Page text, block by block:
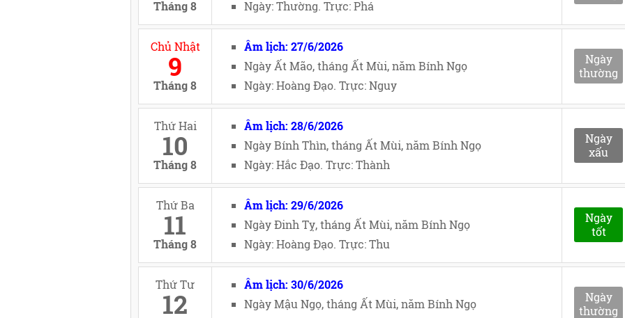
Tháng 8
Ngày: Thường. Trực: Phá
Chủ Nhật
9
Tháng 8
Âm lịch: 27/6/2026
Ngày Ất Mão, tháng Ất Mùi, năm Bính Ngọ
Ngày: Hoàng Đạo. Trực: Nguy
Ngày
thường
Thứ Hai
10
Tháng 8
Âm lịch: 28/6/2026
Ngày Bính Thìn, tháng Ất Mùi, năm Bính Ngọ
Ngày: Hắc Đạo. Trực: Thành
Ngày
xấu
Thứ Ba
11
Tháng 8
Âm lịch: 29/6/2026
Ngày Đinh Tỵ, tháng Ất Mùi, năm Bính Ngọ
Ngày: Hoàng Đạo. Trực: Thu
Ngày
tốt
Thứ Tư
12
Âm lịch: 30/6/2026
Ngày Mậu Ngọ, tháng Ất Mùi, năm Bính Ngọ
Ngày
thường